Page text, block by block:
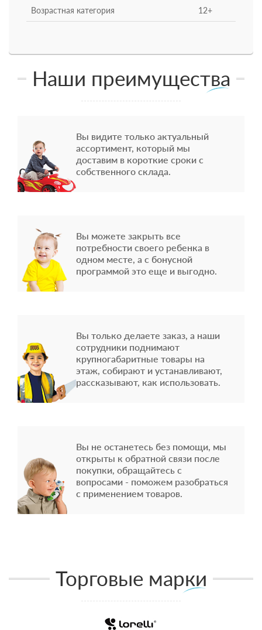
Возрастная категория 12+
Наши преимущества
Вы видите только актуальный
ассортимент, который мы
доставим в короткие сроки с
собственного склада.
Вы можете закрыть все
потребности своего ребенка в
одном месте, а с бонусной
программой это еще и выгодно.
Вы только делаете заказ, а наши
сотрудники поднимают
крупногабаритные товары на
этаж, собирают и устанавливают,
рассказывают, как использовать.
Вы не останетесь без помощи, мы
открыты к обратной связи после
покупки, обращайтесь с
вопросами - поможем разобраться
с применением товаров.
Торговые марки